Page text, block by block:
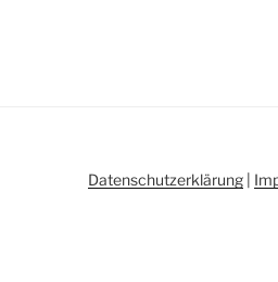
Datenschutzerklärung